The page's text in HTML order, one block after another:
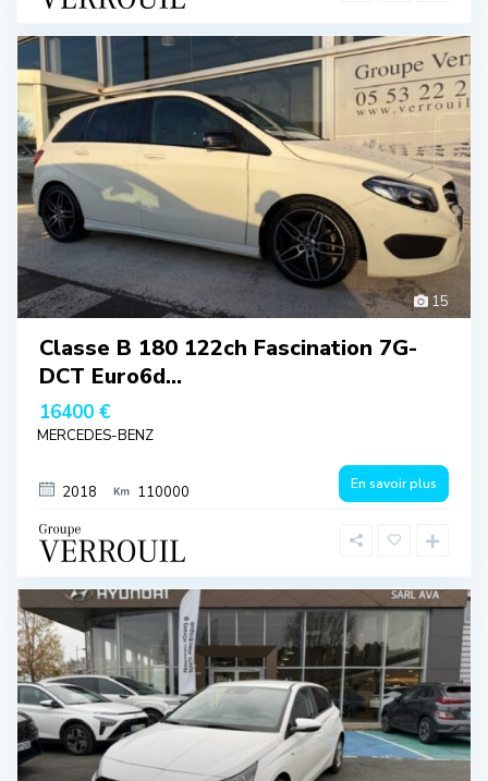
15
Classe B 180 122ch Fascination 7G-
DCT Euro6d...
16400 €
MERCEDES-BENZ
2018 110000 En savoir plus